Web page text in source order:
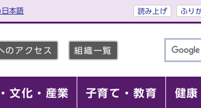
日本語 読み上げ ふり
のアクセス 組織一覧
文化・産業 子育て・教育 健康